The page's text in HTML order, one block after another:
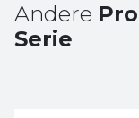
Andere
Serie